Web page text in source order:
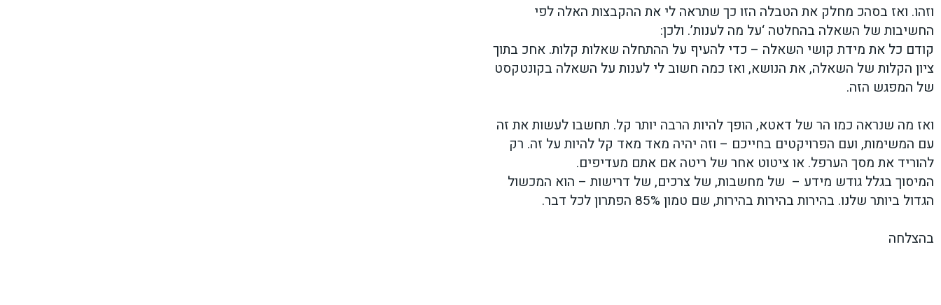
וזהו. ואז בסהכ מחלק את הטבלה הזו כך שתראה לי את ההקבצות האלה לפי
החשיבות של השאלה בהחלטה ‘על מה לענות’. ולכן:
קודם כל את מידת קושי השאלה – כדי להעיף על ההתחלה שאלות קלות. אחכ בתוך
ציון הקלות של השאלה, את הנושא, ואז כמה חשוב לי לענות על השאלה בקונטקסט
של המפגש הזה.
ואז מה שנראה כמו הר של דאטא, הופך להיות הרבה יותר קל. תחשבו לעשות את זה
עם המשימות, ועם הפרויקטים בחייכם – וזה יהיה מאד מאד קל להיות על זה. רק
להוריד את מסך הערפל. או ציטוט אחר של ריטה אם אתם מעדיפים.
המיסוך בגלל גודש מידע – של מחשבות, של צרכים, של דרישות – הוא המכשול
הגדול ביותר שלנו. בהירות בהירות בהירות, שם טמון 85% הפתרון לכל דבר.
בהצלחה